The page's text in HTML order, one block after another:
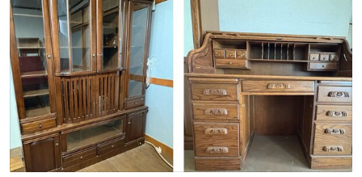
ニャは益々素晴らしい場所になってる
ト
数
数